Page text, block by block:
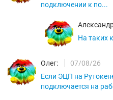
подключении к по...
На таких
Олег:
07/08/26
Если ЭЦП на
подключается на